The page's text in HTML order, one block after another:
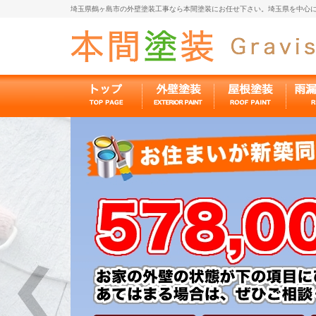
埼玉県鶴ヶ島市の外壁塗装工事なら本間塗装にお任せ下さい。埼玉県を中